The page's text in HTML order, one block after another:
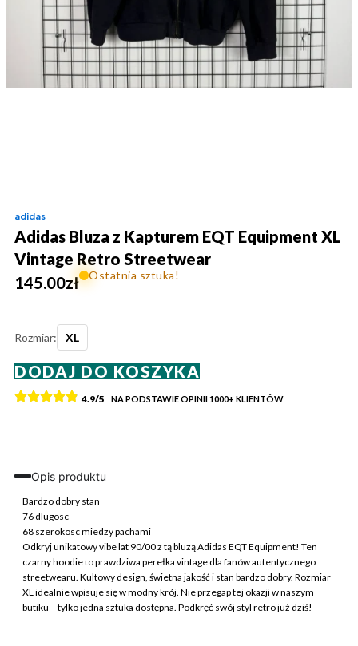
adidas
Adidas Bluza z Kapturem EQT Equipment XL
Vintage Retro Streetwear
145.00zł Ostatnia sztuka!
Rozmiar:
XL
Adidas
Bluza
z
Vintage
Retro
Streetwear
DODAJ DO KOSZYKA
4.9/5 NA PODSTAWIE OPINII1000+ KLIENTÓW
Opis produktu
Bardzo dobry stan
76 dlugosc
68 szerokosc miedzy pachami
Odkryj unikatowy vibe lat 90/00 z tą bluzą Adidas EQT Equipment! Ten
czarny hoodie to prawdziwa perełka vintage dla fanów autentycznego
streetwearu. Kultowy design, świetna jakość i stan bardzo dobry. Rozmiar
XL idealnie wpisuje się w modny krój. Nie przegap tej okazji w naszym
butiku – tylko jedna sztuka dostępna. Podkręć swój styl retro już dziś!